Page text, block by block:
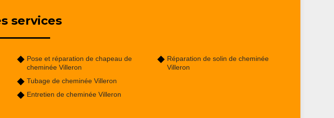
services
Pose et réparation de chapeau de
cheminée Villeron
Tubage de cheminée Villeron
Entretien de cheminée Villeron
Réparation de solin de cheminée
Villeron